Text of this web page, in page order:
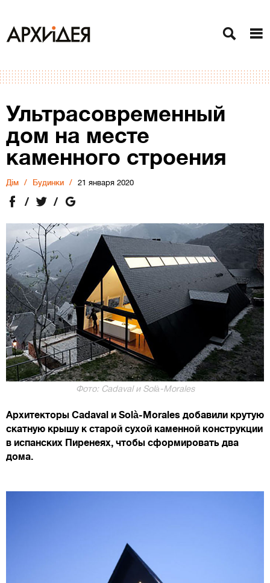
Ультрасовременный
дом на месте
каменного строения
Дiм Будинки 21 января 2020
Фото: Cadaval и Solà-Morales
Архитекторы Cadaval и Solà-Morales добавили крутую
скатную крышу к старой сухой каменной конструкции
в испанских Пиренеях, чтобы сформировать два
дома.